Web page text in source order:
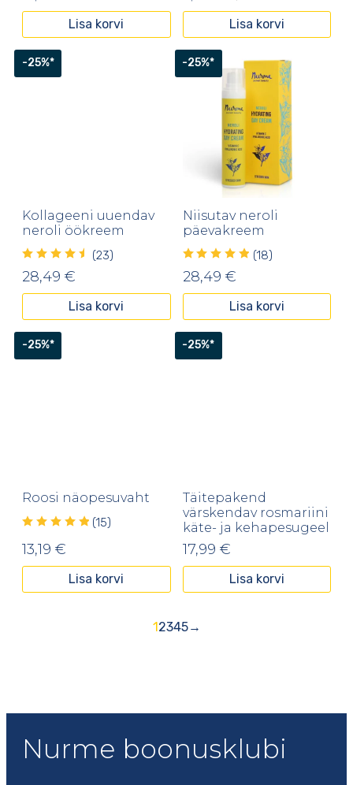
Lisa korvi
hind
oli:
13,19 €.
hind
on:
7,91 €.
Lisa korvi
-25%*
Kollageeni uuendav
neroli öökreem
(23)
28,49 €
Lisa korvi
-25%*
Niisutav neroli
päevakreem
(18)
28,49 €
Lisa korvi
-25%*
Roosi näopesuvaht
(15)
13,19 €
Lisa korvi
-25%*
Täitepakend
värskendav rosmariini
käte- ja kehapesugeel
17,99 €
Lisa korvi
1 2345→
Nurme boonusklubi